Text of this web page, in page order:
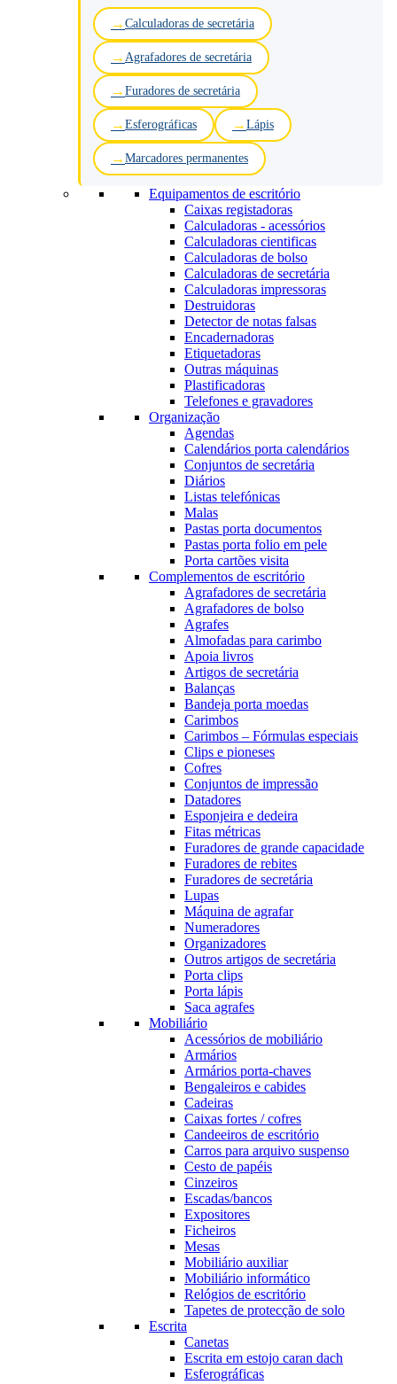
Calculadoras de secretária
Agrafadores de secretária
Furadores de secretária
Esferográficas Lápis
Marcadores permanentes
Equipamentos de escritório
Caixas registadoras
Calculadoras - acessórios
Calculadoras cientificas
Calculadoras de bolso
Calculadoras de secretária
Calculadoras impressoras
Destruidoras
Detector de notas falsas
Encadernadoras
Etiquetadoras
Outras máquinas
Plastificadoras
Telefones e gravadores
Organização
Agendas
Calendários porta calendários
Conjuntos de secretária
Diários
Listas telefónicas
Malas
Pastas porta documentos
Pastas porta folio em pele
Porta cartões visita
Complementos de escritório
Agrafadores de secretária
Agrafadores de bolso
Agrafes
Almofadas para carimbo
Apoia livros
Artigos de secretária
Balanças
Bandeja porta moedas
Carimbos
Carimbos – Fórmulas especiais
Clips e pioneses
Cofres
Conjuntos de impressão
Datadores
Esponjeira e dedeira
Fitas métricas
Furadores de grande capacidade
Furadores de rebites
Furadores de secretária
Lupas
Máquina de agrafar
Numeradores
Organizadores
Outros artigos de secretária
Porta clips
Porta lápis
Saca agrafes
Mobiliário
Acessórios de mobiliário
Armários
Armários porta-chaves
Bengaleiros e cabides
Cadeiras
Caixas fortes / cofres
Candeeiros de escritório
Carros para arquivo suspenso
Cesto de papéis
Cinzeiros
Escadas/bancos
Expositores
Ficheiros
Mesas
Mobiliário auxiliar
Mobiliário informático
Relógios de escritório
Tapetes de protecção de solo
Escrita
Canetas
Escrita em estojo caran dach
Esferográficas